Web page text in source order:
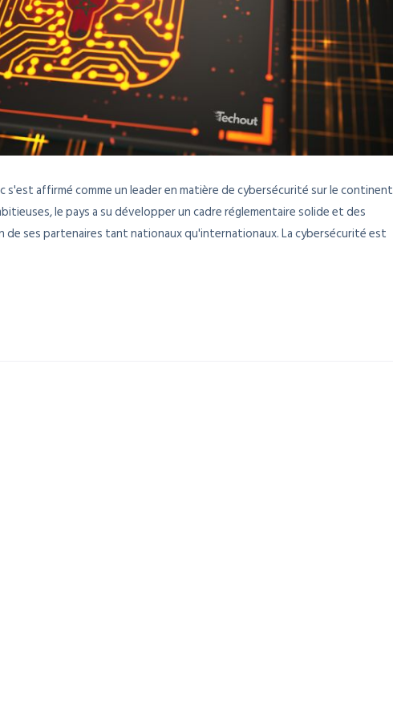
s'est affirmé comme un leader en matière de cybersécurité sur le continent
le pays a su développer un cadre réglementaire solide et des
ses partenaires tant nationaux qu'internationaux. La cybersécurité est